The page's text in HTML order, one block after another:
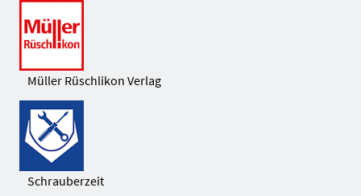
Müller Rüschlikon Verlag
Schrauberzeit